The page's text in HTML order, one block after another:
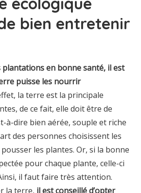
bien entretenir
en bonne santé, il est
puisse les nourrir
la terre est la principale
de ce fait, elle doit être de
à-dire bien aérée, souple et riche
des personnes choisissent les
les plantes. Or, si la bonne
pour chaque plante, celle-ci
il faut faire très attention.
la terre, il est conseillé d’opter